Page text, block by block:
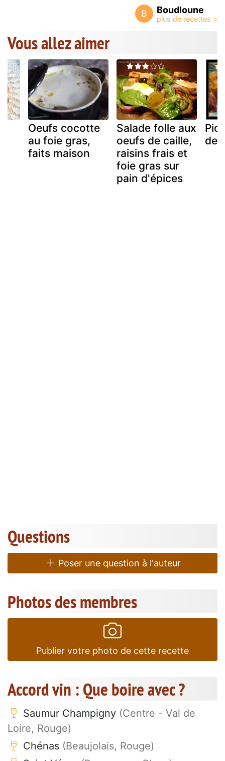
B Boudloune
Vous allez aimer
Oeufs cocotte
au foie gras,
faits maison
Salade folle aux
oeufs de caille,
raisins frais et
foie gras sur
pain d'épices
de
Questions
Poser une question à l'auteur
Photos des membres
Publier votre photo de cette recette
Accord vin : Que boire avec ?
Saumur Champigny (Centre - Val de
Loire, Rouge)
Chénas (Beaujolais, Rouge)